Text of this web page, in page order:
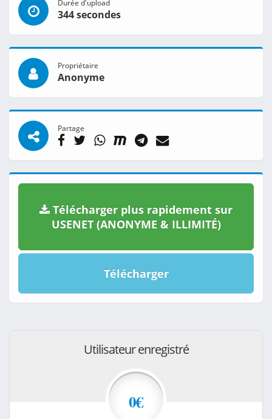
Durée d'upload
344 secondes
Propriétaire
Anonyme
Partage
Télécharger plus rapidement sur
USENET (ANONYME & ILLIMITÉ)
Télécharger
Utilisateur enregistré
0€